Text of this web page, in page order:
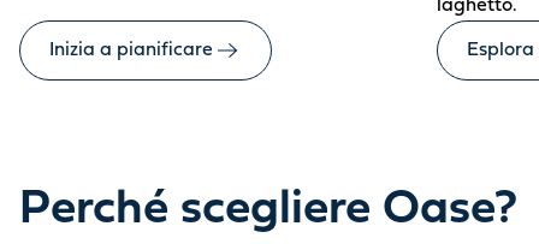
Inizia a pianificare
laghetto.
Perché scegliere Oase?